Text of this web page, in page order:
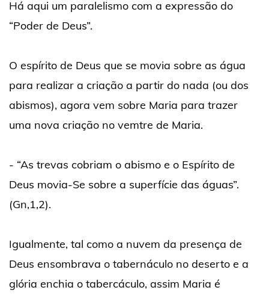
Há aqui um paralelismo com a expressão do
“Poder de Deus”.
O espírito de Deus que se movia sobre as água
para realizar a criação a partir do nada (ou dos
abismos), agora vem sobre Maria para trazer
uma nova criação no vemtre de Maria.
- “As trevas cobriam o abismo e o Espírito de
Deus movia-Se sobre a superfície das águas”.
(Gn,1,2).
Igualmente, tal como a nuvem da presença de
Deus ensombrava o tabernáculo no deserto e a
glória enchia o tabercáculo, assim Maria é